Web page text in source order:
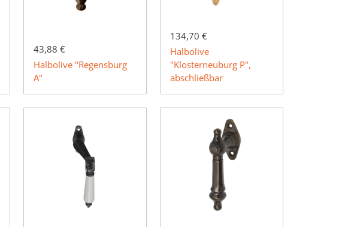
43,88 €
Halbolive "Regensburg
A"
134,70 €
Halbolive
"Klosterneuburg P",
abschließbar